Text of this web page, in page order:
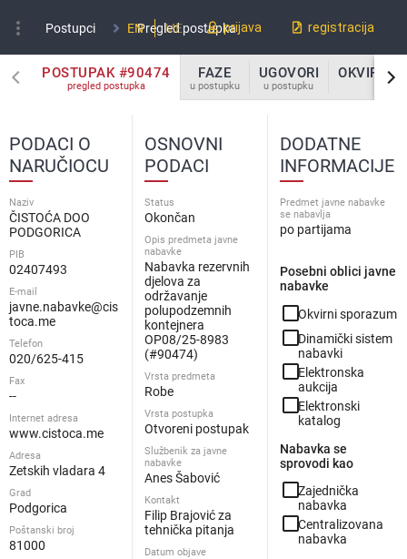
more_vert Postupci Pregled postupka
EN ME prijava registracija
POSTUPAK #90474
pregled postupka
FAZE
u postupku
UGOVORI
u postupku
OKVIRNI
u
OSNOVNI
PODACI
Status
Okončan
Opis predmeta javne
nabavke
Nabavka rezervnih
djelova za
održavanje
polupodzemnih
kontejnera
OP08/25-8983
(#90474)
Vrsta predmeta
Robe
Vrsta postupka
Otvoreni postupak
Službenik za javne
nabavke
Anes Šabović
Kontakt
Filip Brajović za
tehnička pitanja
Datum objave
DODATNE
INFORMACIJE
Predmet javne nabavke
se nabavlja
po partijama
Posebni oblici javne
nabavke
check_box_outline_blankOkvirni sporazum
check_box_outline_blankDinamički sistem
nabavki
check_box_outline_blankElektronska
aukcija
check_box_outline_blankElektronski
katalog
Nabavka se
sprovodi kao
check_box_outline_blankZajednička
nabavka
check_box_outline_blankCentralizovana
nabavka
PODACI O
NARUČIOCU
Naziv
ČISTOĆA DOO
PODGORICA
PIB
02407493
E-mail
javne.nabavke@cis
toca.me
Telefon
020/625-415
Fax
--
Internet adresa
www.cistoca.me
Adresa
Zetskih vladara 4
Grad
Podgorica
Poštanski broj
81000